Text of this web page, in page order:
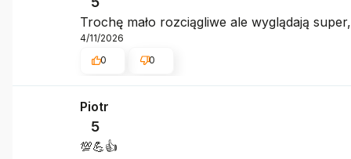
Trochę mało rozciągliwe ale wyglądają
4/11/2026
0
0
Piotr
5
💯💪👍️